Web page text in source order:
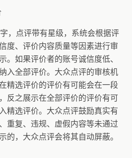
，点评带有星级，系统会根据评
度、评价内容质量等因素进行审
。如果评价者的账号诚信度低、
入全部评价。大众点评的审核机
精选评价的评价有可能会在一段
反之展示在全部评价的评价有可
精选评价。大众点评鼓励真实有
重复、违规、虚假内容等未通过
的，大众点评会将其自动屏蔽。